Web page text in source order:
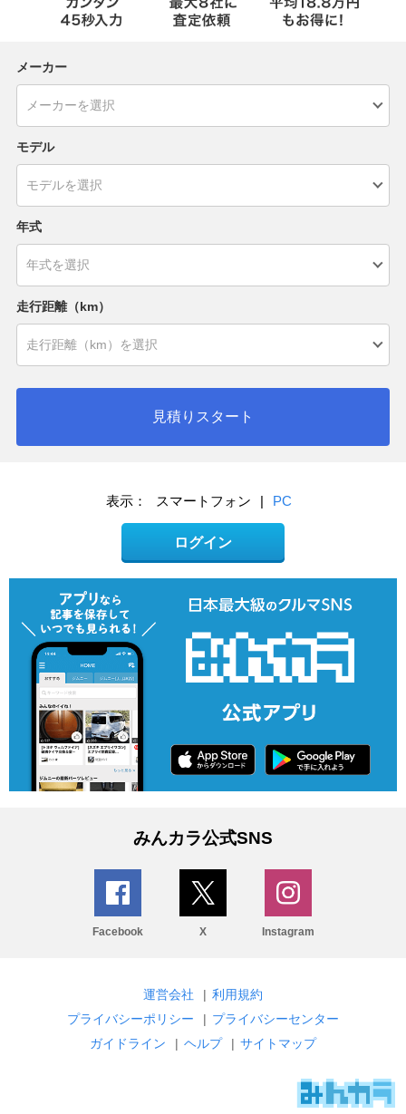
メーカー
モデル
年式
走行距離（km）
見積りスタート
表示： スマートフォン PC
ログイン
みんカラ公式SNS
Facebook X Instagram
運営会社 | 利用規約
プライバシーポリシー
| プライバシーセンター
ガイドライン
| ヘルプ | サイトマップ